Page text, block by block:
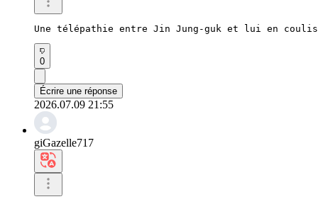
Une télépathie entre Jin Jung-guk et lui en
0
Écrire une réponse
2026.07.09 21:55
giGazelle717